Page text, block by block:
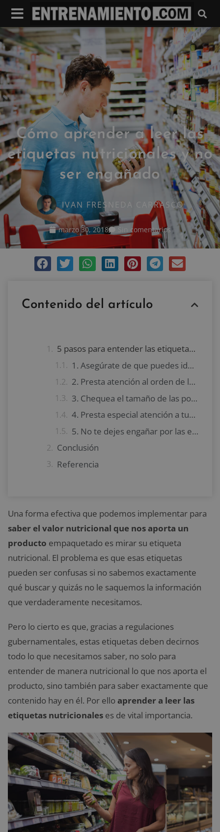
Cómo aprender a leer las
etiquetas nutricionales y no
ser engañado
IVAN FRESNEDA CARRASCO
marzo 30, 2018 Sin comentarios
Contenido del artículo
5 pasos para entender las etiquetas nutricionales
1. Asegúrate de que puedes identificar todos los ingredientes
2. Presta atención al orden de los ingredientes
3. Chequea el tamaño de las porciones
4. Presta especial atención a tus necesidades personales
5. No te dejes engañar por las etiquetas principales
Conclusión
Referencia
Una forma efectiva que podemos implementar para
saber el valor nutricional que nos aporta un
producto empaquetado es mirar su etiqueta
nutricional. El problema es que esas etiquetas
pueden ser confusas si no sabemos exactamente
qué buscar y quizás no le saquemos la información
que verdaderamente necesitamos.
Pero lo cierto es que, gracias a regulaciones
gubernamentales, estas etiquetas deben decirnos
todo lo que necesitamos saber, no solo para
entender de manera nutricional lo que nos aporta el
producto, sino también para saber exactamente que
contenido hay en él. Por ello aprender a leer las
etiquetas nutricionales es de vital importancia.